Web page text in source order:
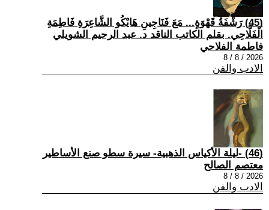
(45) رَشْفَةُ قَهْوَةٍ... مَعَ فَنَاجِينِ هَايْكُو الشَّاعِرَةِ فَاطِمَةِ
الْفَلَّاحِي. بقلم الكاتب الناقد د. عبد الرحيم الشويلي
فاطمة الفلاحي
2026 / 8 / 8
الادب والفن
(46) -ليلة الأكياس الذهبية- سيرة سطو صنع الأساطير
معتصم الصالح
2026 / 8 / 8
الادب والفن